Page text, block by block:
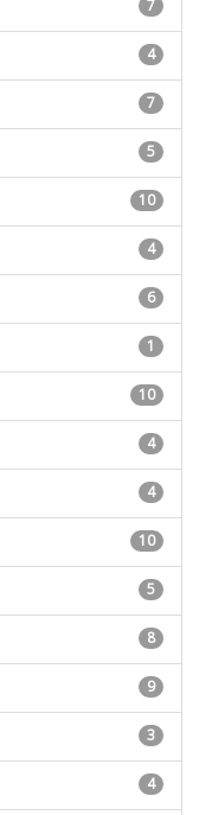
7
4
7
5
10
4
6
1
10
4
4
10
5
8
9
3
4